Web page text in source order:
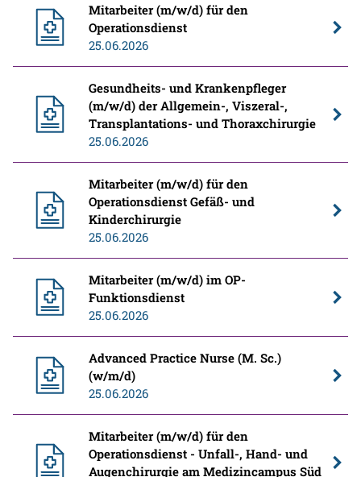
Mitarbeiter (m/w/d) für den
Operationsdienst
25.06.2026
Gesundheits- und Krankenpfleger
(m/w/d) der Allgemein-, Viszeral-,
Transplantations- und Thoraxchirurgie
25.06.2026
Mitarbeiter (m/w/d) für den
Operationsdienst Gefäß- und
Kinderchirurgie
25.06.2026
Mitarbeiter (m/w/d) im OP-
Funktionsdienst
25.06.2026
Advanced Practice Nurse (M. Sc.)
(w/m/d)
25.06.2026
Mitarbeiter (m/w/d) für den
Operationsdienst - Unfall-, Hand- und
Augenchirurgie am Medizincampus Süd